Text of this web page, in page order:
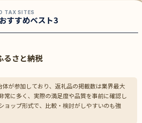
TAX SITES
すすめベスト3
るさと納税
体が参加しており、返礼品の掲載数は業界最大
常に多く、実際の満足度や品質を事前に確認し
ョップ形式で、比較・検討がしやすいのも強